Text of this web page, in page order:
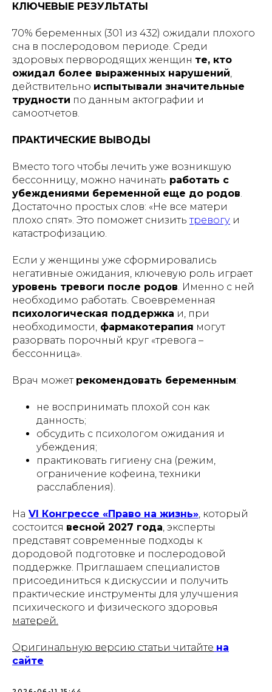
КЛЮЧЕВЫЕ РЕЗУЛЬТАТЫ
70% беременных (301 из 432) ожидали плохого
сна в послеродовом периоде. Среди
здоровых первородящих женщин те, кто
ожидал более выраженных нарушений,
действительно испытывали значительные
трудности по данным актографии и
самоотчетов.
ПРАКТИЧЕСКИЕ ВЫВОДЫ
Вместо того чтобы лечить уже возникшую
бессонницу, можно начинать работать с
убеждениями беременной еще до родов.
Достаточно простых слов: «Не все матери
плохо спят». Это поможет снизитьтревогу и
катастрофизацию.
Если у женщины уже сформировались
негативные ожидания, ключевую роль играет
уровень тревоги после родов. Именно с ней
необходимо работать. Своевременная
психологическая поддержка и, при
необходимости, фармакотерапия могут
разорвать порочный круг «тревога –
бессонница».
Врач может рекомендовать беременным:
не воспринимать плохой сон как
данность;
обсудить с психологом ожидания и
убеждения;
практиковать гигиену сна (режим,
ограничение кофеина, техники
расслабления).
На VI Конгрессе «Право на жизнь», который
состоится весной 2027 года, эксперты
представят современные подходы к
дородовой подготовке и послеродовой
поддержке. Приглашаем специалистов
присоединиться к дискуссии и получить
практические инструменты для улучшения
психического и физического здоровья
матерей.
Оригинальную версию статьи читайте на
сайте